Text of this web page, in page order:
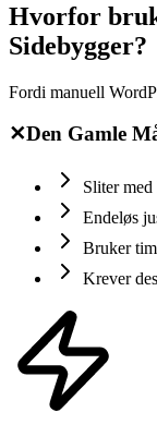
Hvorfor
Sidebygger?
Fordi manuell
✕Den Gamle
Sliter
Endeløs
Bruker
Krever